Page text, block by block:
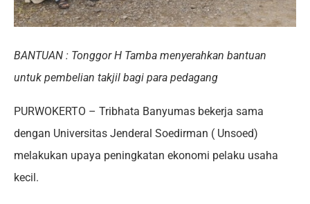
BANTUAN : Tonggor H Tamba menyerahkan bantuan
untuk pembelian takjil bagi para pedagang
PURWOKERTO – Tribhata Banyumas bekerja sama
dengan Universitas Jenderal Soedirman ( Unsoed)
melakukan upaya peningkatan ekonomi pelaku usaha
kecil.